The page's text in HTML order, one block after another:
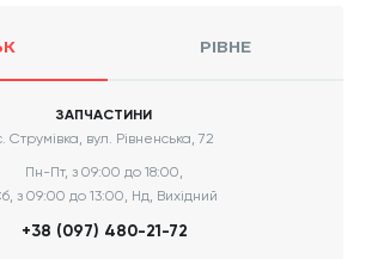
РІВНЕ
ЗАПЧАСТИНИ
Струмівка, вул. Рівненська, 72
Пн-Пт, з 09:00 до 18:00,
з 09:00 до 13:00, Нд, Вихідний
+38 (097) 480-21-72